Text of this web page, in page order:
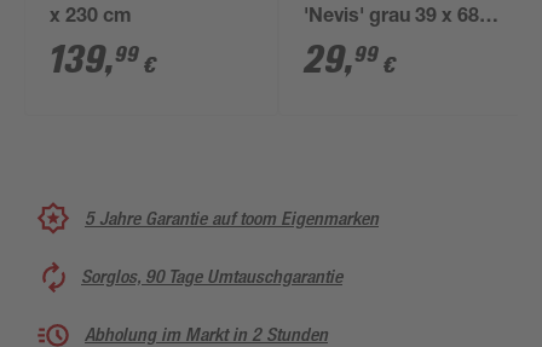
x 230 cm
139,99 €
'Nevis' grau 39 x 68
cm
29,99 €
5 Jahre Garantie auf toom Eigenmarken
Sorglos, 90 Tage Umtauschgarantie
Abholung im Markt in 2 Stunden